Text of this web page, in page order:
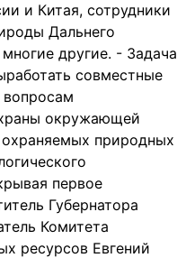
и Китая, сотрудники
Дальнего
другие. - Задача
совместные
окружающей
природных
первое
Губернатора
Комитета
ресурсов Евгений